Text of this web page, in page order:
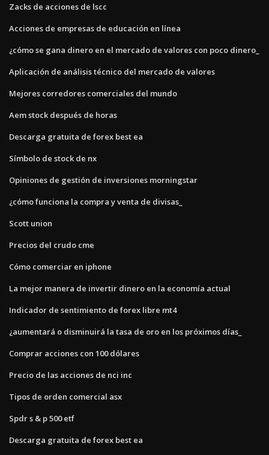
Zacks de acciones de lscc
Acciones de empresas de educación en línea
¿cómo se gana dinero en el mercado de valores con poco dinero_
Aplicación de análisis técnico del mercado de valores
Mejores corredores comerciales del mundo
Aem stock después de horas
Descarga gratuita de forex best ea
Símbolo de stock de nx
Opiniones de gestión de inversiones morningstar
¿cómo funciona la compra y venta de divisas_
Scott union
Precios del crudo cme
Cómo comerciar en iphone
La mejor manera de invertir dinero en la economía actual
Indicador de sentimiento de forex libre mt4
¿aumentará o disminuirá la tasa de oro en los próximos días_
Comprar acciones con 100 dólares
Precio de las acciones de nci inc
Tipos de orden comercial asx
Spdr s & p 500 etf
Descarga gratuita de forex best ea